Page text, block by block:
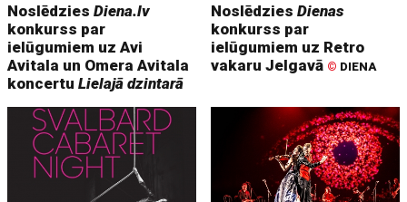
NoslēdziesDiena.lv
konkurss par
ielūgumiem uz Avi
Avitala un Omera Avitala
koncertuLielajā dzintarā
NoslēdziesDienas
konkurss par
ielūgumiem uz Retro
vakaru Jelgavā © DIENA